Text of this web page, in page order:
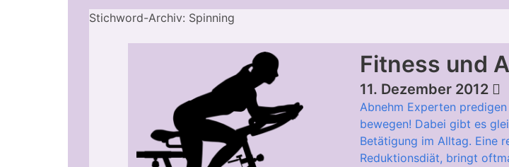
Stichword-Archiv: Spinning
Fitness und
11. Dezember 2012
Abnehm Experten
bewegen! Dabei gibt es
Betätigung im Alltag. Eine
Reduktionsdiät, bringt